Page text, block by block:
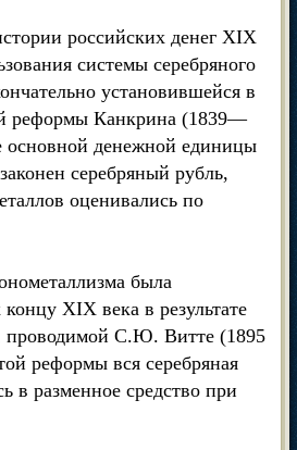
российских денег XIX
системы серебряного
установившейся в
реформы Канкрина (1839—
основной денежной единицы
серебряный рубль,
оценивались по
была
XIX века в результате
проводимой С.Ю. Витте (1895
реформы вся серебряная
в разменное средство при